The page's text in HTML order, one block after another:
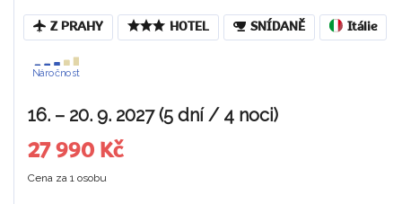
Z PRAHY HOTEL SNÍDANĚ Itálie
Náročnost
16. – 20. 9. 2027 (5 dní / 4 noci)
27 990 Kč
Cena za 1 osobu